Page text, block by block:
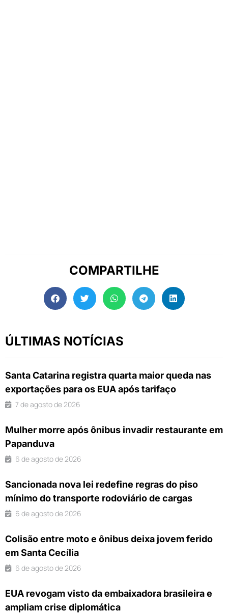
COMPARTILHE
ÚLTIMAS NOTÍCIAS
Santa Catarina registra quarta maior queda nas
exportações para os EUA após tarifaço
7 de agosto de 2026
Mulher morre após ônibus invadir restaurante em
Papanduva
6 de agosto de 2026
Sancionada nova lei redefine regras do piso
mínimo do transporte rodoviário de cargas
6 de agosto de 2026
Colisão entre moto e ônibus deixa jovem ferido
em Santa Cecília
6 de agosto de 2026
EUA revogam visto da embaixadora brasileira e
ampliam crise diplomática